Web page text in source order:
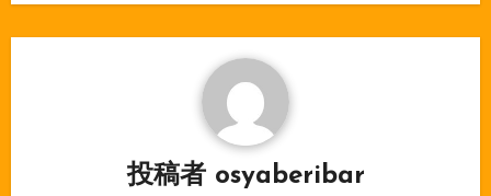
ー
投稿者 osyaberibar